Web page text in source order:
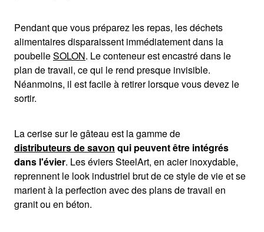
Pendant que vous préparez les repas, les déchets
alimentaires disparaissent immédiatement dans la
poubelleSOLON. Le conteneur est encastré dans le
plan de travail, ce qui le rend presque invisible.
Néanmoins, il est facile à retirer lorsque vous devez le
sortir.
La cerise sur le gâteau est la gamme de
distributeurs de savon qui peuvent être intégrés
dans l'évier. Les éviers SteelArt, en acier inoxydable,
reprennent le look industriel brut de ce style de vie et se
marient à la perfection avec des plans de travail en
granit ou en béton.